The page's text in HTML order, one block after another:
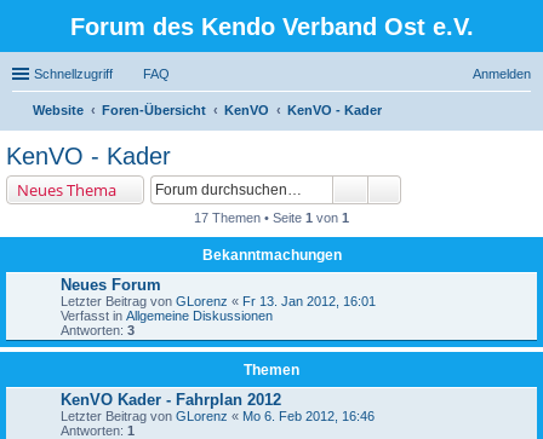
Forum des Kendo Verband Ost e.V.
Schnellzugriff FAQ Anmelden
Website Foren-Übersicht KenVO
KenVO - Kader
KenVO - Kader
Neues Thema
17 Themen • Seite 1 von 1
Bekanntmachungen
Neues Forum
Letzter Beitrag von GLorenz « Fr 13. Jan 2012, 16:01
Verfasst in Allgemeine Diskussionen
Antworten: 3
Themen
KenVO Kader - Fahrplan 2012
Letzter Beitrag von GLorenz « Mo 6. Feb 2012, 16:46
Antworten: 1